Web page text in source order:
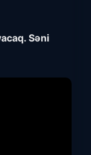
Səni